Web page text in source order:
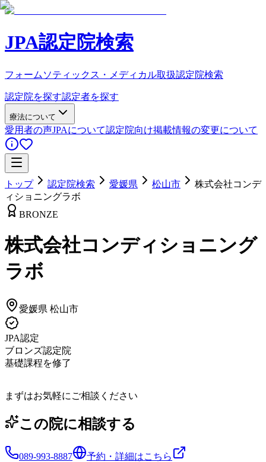
JPA認定院検索
フォームソティックス・メディカル取扱認定院検索
認定院を探す認定者を探す
療法について
愛用者の声JPAについて認定院向け掲載情報の変更について
トップ 認定院検索 愛媛県 松山市
株式会社コンデ
ィショニングラボ
BRONZE
株式会社コンディショニング
ラボ
愛媛県 松山市
JPA認定
ブロンズ認定院
基礎課程を修了
まずはお気軽にご相談ください
この院に相談する
089-993-8887 予約・詳細はこちら